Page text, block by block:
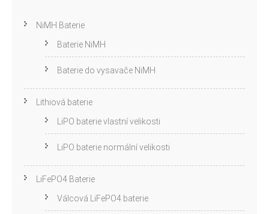
NiMH Baterie
Baterie NiMH
Baterie do vysavače NiMH
Lithiová baterie
LiPO baterie vlastní velikosti
LiPO baterie normální velikosti
LiFePO4 Baterie
Válcová LiFePO4 baterie